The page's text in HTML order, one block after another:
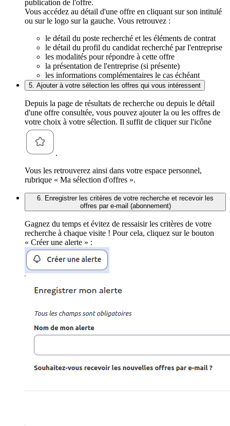
publication de l'offre.
Vous accédez au détail d'une offre en cliquant sur son intitulé
ou sur le logo sur la gauche. Vous retrouvez :
le détail du poste recherché et les éléments de contrat
le détail du profil du candidat recherché par l'entreprise
les modalités pour répondre à cette offre
la présentation de l'entreprise (si présente)
les informations complémentaires le cas échéant
5. Ajouter à votre sélection les offres qui vous intéressent
Depuis la page de résultats de recherche ou depuis le détail
d'une offre consultée, vous pouvez ajouter la ou les offres de
votre choix à votre sélection. Il suffit de cliquer sur l'icône
.
Vous les retrouverez ainsi dans votre espace personnel,
rubrique « Ma sélection d'offres ».
6. Enregistrer les critères de votre recherche et recevoir les
offres par e-mail (abonnement)
Gagnez du temps et évitez de ressaisir les critères de votre
recherche à chaque visite ! Pour cela, cliquez sur le bouton
« Créer une alerte » :